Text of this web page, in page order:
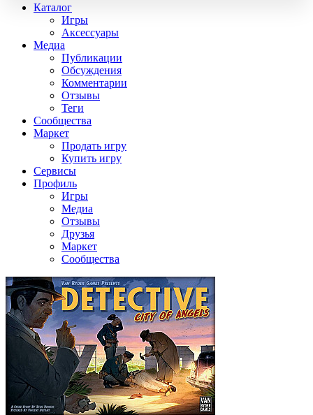
Каталог
Игры
Аксессуары
Медиа
Публикации
Обсуждения
Комментарии
Отзывы
Теги
Сообщества
Маркет
Продать игру
Купить игру
Сервисы
Профиль
Игры
Медиа
Отзывы
Друзья
Маркет
Сообщества